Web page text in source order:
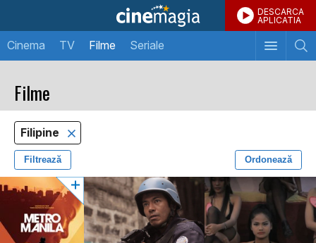
DESCARCA
APLICATIA
Cinema TV Filme Seriale
Filme
Filipine
Filtrează Ordonează